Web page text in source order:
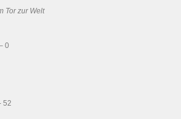
Tor zur Welt
0
52